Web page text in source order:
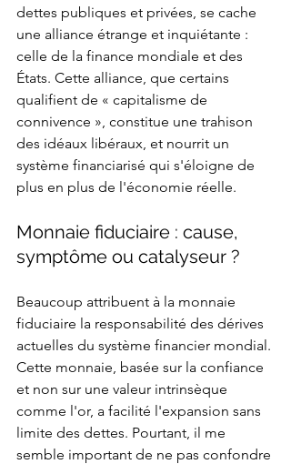
dettes publiques et privées, se cache
une alliance étrange et inquiétante :
celle de la finance mondiale et des
États. Cette alliance, que certains
qualifient de « capitalisme de
connivence », constitue une trahison
des idéaux libéraux, et nourrit un
système financiarisé qui s'éloigne de
plus en plus de l'économie réelle.
Monnaie fiduciaire : cause,
symptôme ou catalyseur ?
Beaucoup attribuent à la monnaie
fiduciaire la responsabilité des dérives
actuelles du système financier mondial.
Cette monnaie, basée sur la confiance
et non sur une valeur intrinsèque
comme l'or, a facilité l'expansion sans
limite des dettes. Pourtant, il me
semble important de ne pas confondre